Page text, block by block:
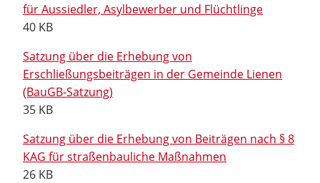
für Aussiedler, Asylbewerber und Flüchtlinge
40 KB
Satzung über die Erhebung von
Erschließungsbeiträgen in der Gemeinde Lienen
(BauGB-Satzung)
35 KB
Satzung über die Erhebung von Beiträgen nach § 8
KAG für straßenbauliche Maßnahmen
26 KB